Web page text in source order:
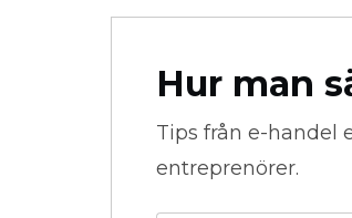
Hur man
Tips från e-handel
entreprenörer.